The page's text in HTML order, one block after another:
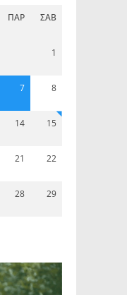
ΠΑΡ ΣΆΒ
1
7 8
14 15
21 22
28 29